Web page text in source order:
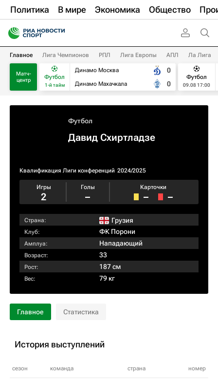
Политика В мире Экономика Общество
Главное Лига Чемпионов РПЛ Лига Европы АПЛ Ла Лига
Матч-
центр
Футбол
1-й тайм
Динамо Москва
Динамо Махачкала
0
0
Футбол
09.08 17:00
Футбол
Давид Схиртладзе
Квалификация Лиги конференций 2024/2025
Игры
2
Голы
–
Карточки
– –
Страна: Грузия
Клуб: ФК Порони
Амплуа: Нападающий
Возраст: 33
Рост: 187 см
Вес: 79 кг
Главное Статистика
История выступлений
сезон команда страна номер